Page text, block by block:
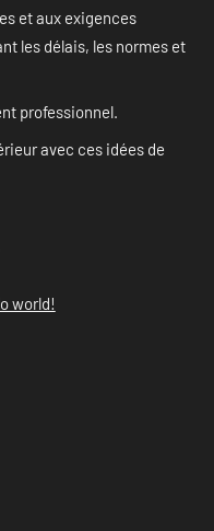
et aux exigences
les délais, les normes et
professionnel.
avec ces idées de
world!